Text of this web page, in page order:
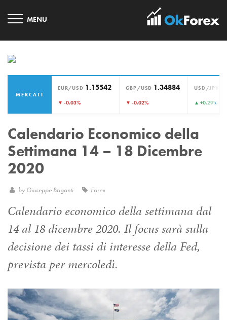
MERCATI
EUR/USD 1.15542
▼ -0.03%
GBP/USD 1.34884
▼ -0.02%
USD/JPY
▲ +0.29%›
Calendario Economico della
Settimana 14 – 18 Dicembre
2020
by Giuseppe Briganti Forex
Calendario economico della settimana dal
14 al 18 dicembre 2020. Il focus sarà sulla
decisione dei tassi di interesse della Fed,
prevista per mercoledì.